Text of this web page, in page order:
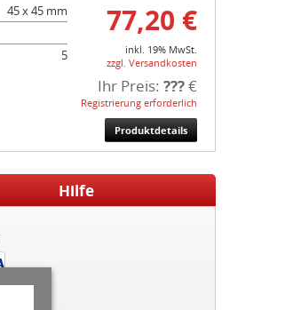
77,20 €
inkl. 19% MwSt.
zzgl. Versandkosten
Ihr Preis: ???€
Registrierung erforderlich
Produktdetails
45 x 45 mm
5
Hilfe